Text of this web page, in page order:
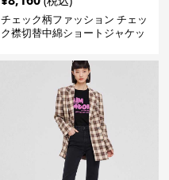
チェック柄ファッション チェッ
ク襟切替中綿ショートジャケッ